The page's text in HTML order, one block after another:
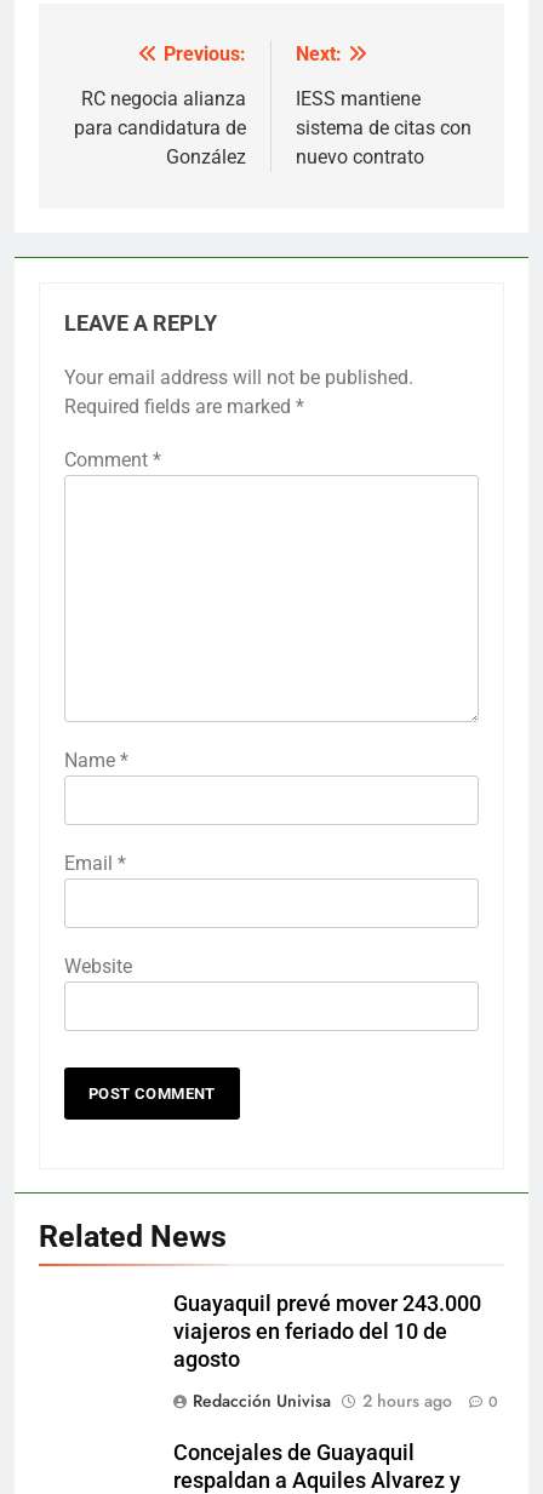
navigation
Previous:
RC negocia alianza
para candidatura de
González
Next:
IESS mantiene
sistema de citas con
nuevo contrato
LEAVE A REPLY
Your email address will not be published.
Required fields are marked *
Comment *
Name *
Email *
Website
Related News
Guayaquil prevé mover 243.000
viajeros en feriado del 10 de
agosto
Redacción Univisa
2 hours ago 0
Concejales de Guayaquil
respaldan a Aquiles Alvarez y